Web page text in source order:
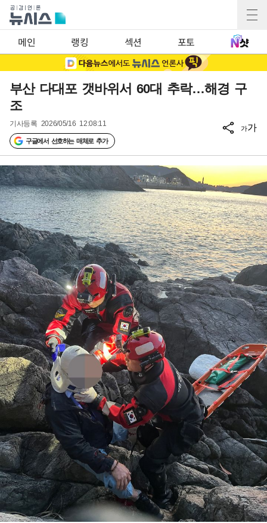
메인 랭킹 섹션 포토
부산 다대포 갯바위서 60대 추락…해경 구
조
기사등록 2026/05/16 12:08:11
구글에서 선호하는 매체로 추가
가가